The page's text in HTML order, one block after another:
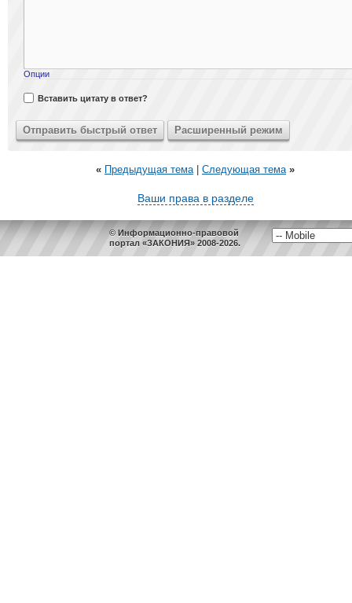
Опции
Вставить цитату в ответ?
« Предыдущая тема| Следующая тема »
Ваши права в разделе
© Информационно-правовой
портал «ЗАКОНИЯ» 2008-2026.